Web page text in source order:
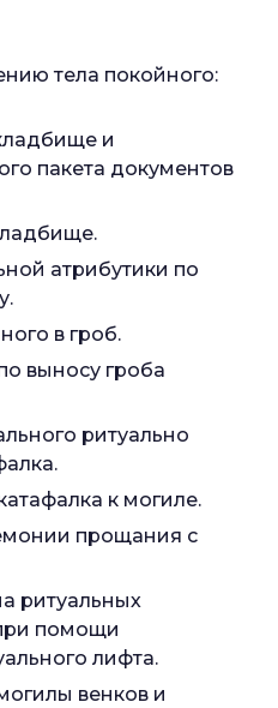
тела покойного:
и
пакета документов
атрибутики по
в гроб.
выносу гроба
ритуально
к могиле.
прощания с
ритуальных
помощи
лифта.
венков и